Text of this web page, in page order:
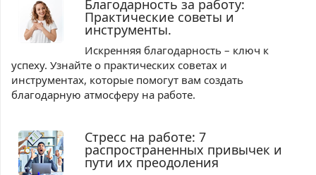
Благодарность за работу:
Практические советы и
инструменты.
Искренняя благодарность – ключ к
успеху. Узнайте о практических советах и
инструментах, которые помогут вам создать
благодарную атмосферу на работе.
Стресс на работе: 7
распространенных привычек и
пути их преодоления